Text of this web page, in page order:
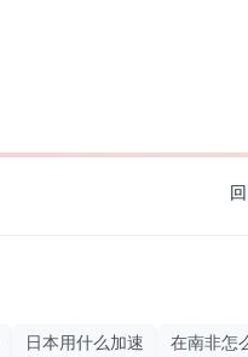
日本用什么加速
在南非怎